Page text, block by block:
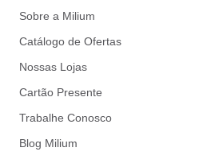
Sobre a Milium
Catálogo de Ofertas
Nossas Lojas
Cartão Presente
Trabalhe Conosco
Blog Milium